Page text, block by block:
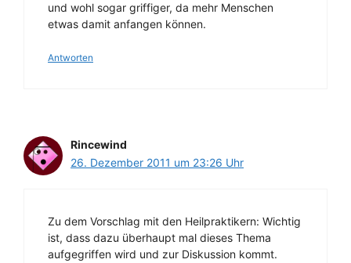
und wohl sogar griffiger, da mehr Menschen
etwas damit anfangen können.
Antworten
Rincewind
26. Dezember 2011 um 23:26 Uhr
Zu dem Vorschlag mit den Heilpraktikern: Wichtig
ist, dass dazu überhaupt mal dieses Thema
aufgegriffen wird und zur Diskussion kommt.